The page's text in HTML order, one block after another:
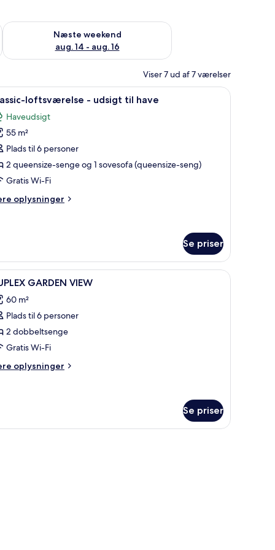
aug. 7 - aug. 9
Næste weekend
aug. 14 - aug. 16
Tjek tilgængelighed for næste weekend aug. 14 - aug. 16
Viser 7 ud af 7 værelser
der udover et smukt udsigtspunkt over havet og frodig vegetation.
Et køkken med træskabe, et spisebord med
11 loftsværelse - udsigt til have
Haveudsigt
55 m²
Plads til 6 personer
2 queensize-senge og 1 sovesofa (queensize-seng)
Gratis Wi-Fi
oplysninger
Se priser
baby-/barnesenge (tillægsgebyr)1 soveværelse, pengeskab på værelset,
2 GARDEN VIEW
60 m²
Plads til 6 personer
2 dobbeltsenge
Gratis Wi-Fi
oplysninger
Se priser